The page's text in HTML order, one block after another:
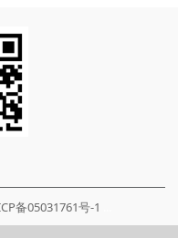
备05031761号-1